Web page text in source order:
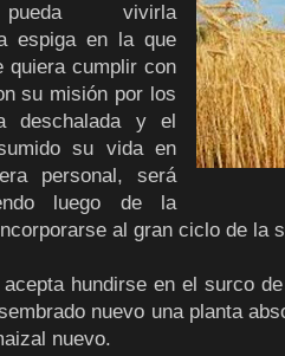
vivirla
espiga en la que
quiera cumplir con
su misión por los
deschalada y el
su vida en
personal, será
luego de la
al gran ciclo de la
hundirse en el surco
nuevo una planta
nuevo.